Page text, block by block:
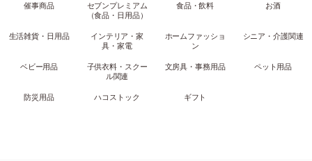
催事商品
セブンプレミアム
（食品・日用品）
食品・飲料 お酒
生活雑貨・日用品
インテリア・家
具・家電
ホームファッショ
ン
シニア・介護関連
ベビー用品
子供衣料・スクー
ル関連
文房具・事務用品 ペット用品
防災用品 ハコストック ギフト